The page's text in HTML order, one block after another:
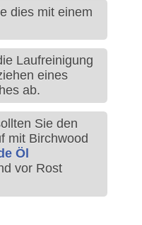
dies mit einem
Laufreinigung
eines
ab.
Sie den
mit Birchwood
Öl
vor Rost